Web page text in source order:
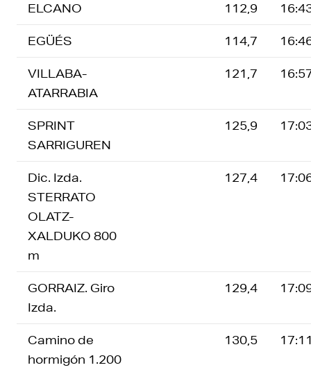
ELCANO 112,9
EGÜÉS 114,7
VILLABA-
ATARRABIA
121,7
SPRINT
SARRIGUREN
125,9
Dic. Izda.
STERRATO
OLATZ-
XALDUKO 800
m
127,4
GORRAIZ. Giro
Izda.
129,4
Camino de
hormigón 1.200
130,5